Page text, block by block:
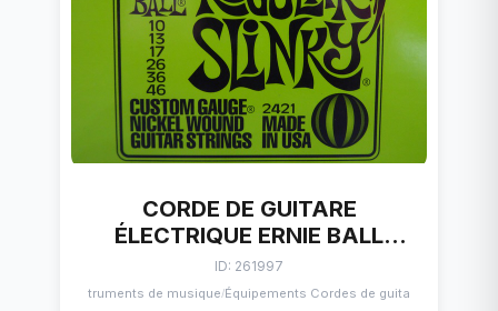
CORDE DE GUITARE
ÉLECTRIQUE ERNIE BALL
REGULAR SLINKY (10-46)
ID: 261997
Instruments de musique/Équipements Cordes de guitares